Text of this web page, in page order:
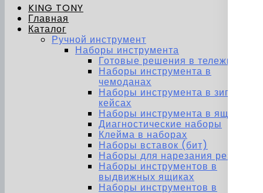
KING TONY
Главная
Каталог
Ручной инструмент
Наборы инструмента
Готовые решения в тележках
Наборы инструмента в
чемоданах
Наборы инструмента в зип-
кейсах
Наборы инструмента в ящиках
Диагностические наборы
Клейма в наборах
Наборы вставок (бит)
Наборы для нарезания резьбы
Наборы инструментов в
выдвижных ящиках
Наборы инструментов в